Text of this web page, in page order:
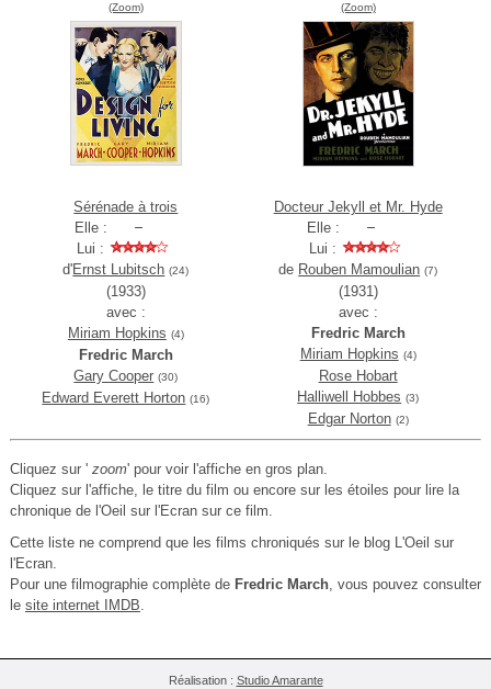
(Zoom)
Sérénade à trois
Elle :
Lui :
d'Ernst Lubitsch (24)
(1933)
avec :
Miriam Hopkins (4)
Fredric March
Gary Cooper (30)
Edward Everett Horton (16)
(Zoom)
Docteur Jekyll et Mr. Hyde
Elle :
Lui :
de Rouben Mamoulian (7)
(1931)
avec :
Fredric March
Miriam Hopkins (4)
Rose Hobart
Halliwell Hobbes (3)
Edgar Norton (2)
Cliquez sur ' zoom' pour voir l'affiche en gros plan.
Cliquez sur l'affiche, le titre du film ou encore sur les étoiles pour lire la
chronique de l'Oeil sur l'Ecran sur ce film.
Cette liste ne comprend que les films chroniqués sur le blog L'Oeil sur
l'Ecran.
Pour une filmographie complète de Fredric March, vous pouvez consulter
le site internet IMDB.
Réalisation : Studio Amarante